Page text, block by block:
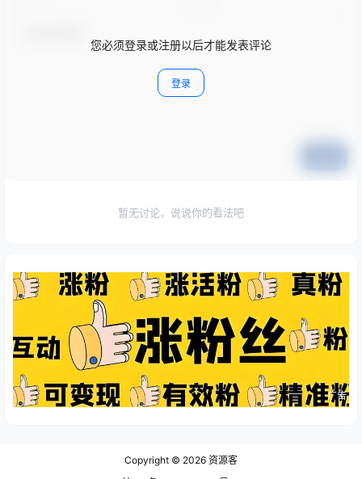
您必须登录或注册以后才能发表评论
登录
暂无讨论，说说你的看法吧
广告
Copyright © 2026 资源客